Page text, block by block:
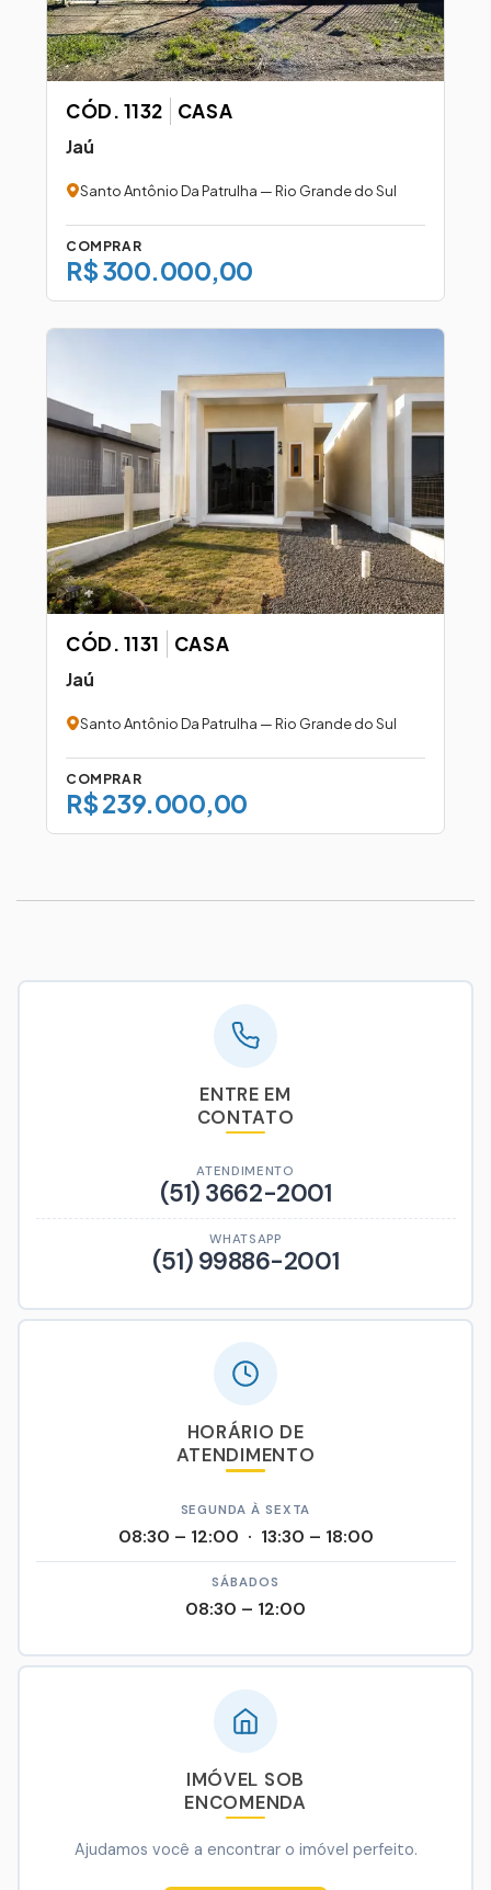
CÓD. 1132 CASA
Jaú
Santo Antônio Da Patrulha — Rio Grande do Sul
COMPRAR
R$ 300.000,00
CÓD. 1131 CASA
Jaú
Santo Antônio Da Patrulha — Rio Grande do Sul
COMPRAR
R$ 239.000,00
ENTRE EM
CONTATO
ATENDIMENTO
(51) 3662-2001
WHATSAPP
(51) 99886-2001
HORÁRIO DE
ATENDIMENTO
SEGUNDA À SEXTA
08:30 – 12:00 · 13:30 – 18:00
SÁBADOS
08:30 – 12:00
IMÓVEL SOB
ENCOMENDA
Ajudamos você a encontrar o imóvel perfeito.